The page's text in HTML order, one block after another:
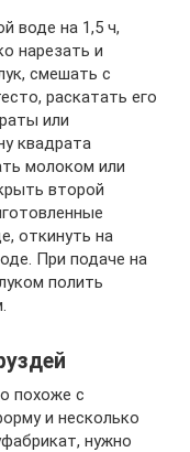
воде на 1,5 ч,
нарезать и
смешать с
раскатать его
или
квадрата
молоком или
второй
откинуть на
При подаче на
полить
похоже с
и несколько
нужно